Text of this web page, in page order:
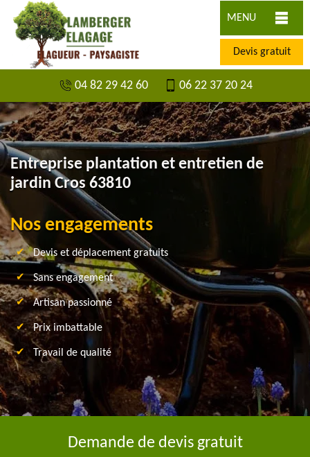
MENU
Devis gratuit
04 82 29 42 60 06 22 37 20 24
Entreprise plantation et entretien de
jardin Cros 63810
Nos engagements
Devis et déplacement gratuits
Sans engagement
Artisan passionné
Prix imbattable
Travail de qualité
Demande de devis gratuit